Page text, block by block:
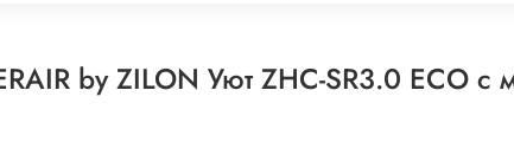
механическим управлением ZHC-1000